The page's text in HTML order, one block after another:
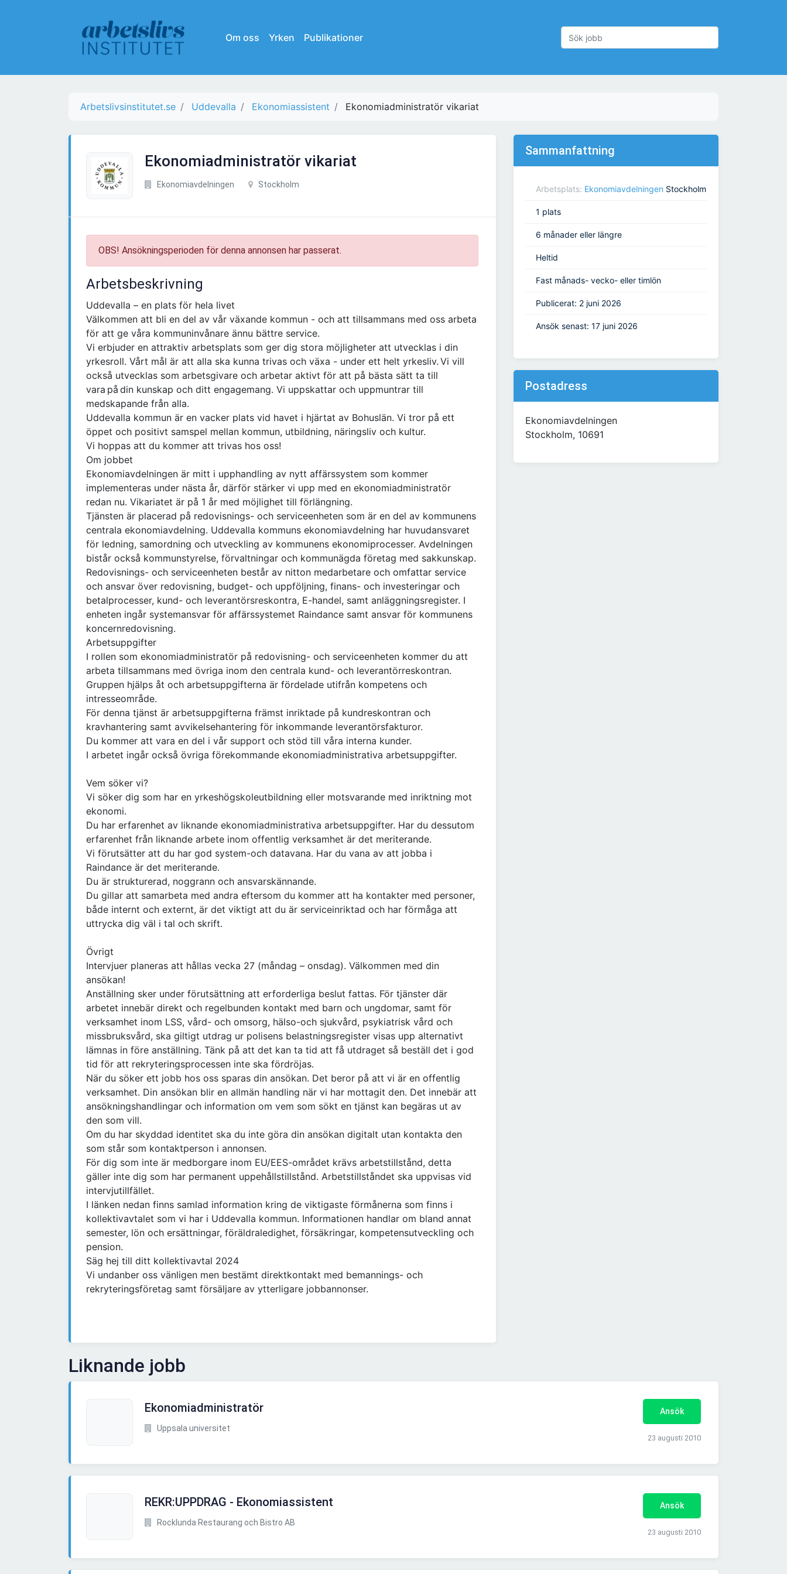
Om oss Yrken Publikationer
Arbetslivsinstitutet.se Uddevalla Ekonomiassistent Ekonomiadministratör vikariat
Ekonomiadministratör vikariat
Ekonomiavdelningen Stockholm
OBS! Ansökningsperioden för denna annonsen har passerat.
Arbetsbeskrivning
Uddevalla – en plats för hela livet
Välkommen att bli en del av vår växande kommun - och att tillsammans med oss arbeta
för att ge våra kommuninvånare ännu bättre service.
Vi erbjuder en attraktiv arbetsplats som ger dig stora möjligheter att utvecklas i din
yrkesroll. Vårt mål är att alla ska kunna trivas och växa - under ett helt yrkesliv. Vi vill
också utvecklas som arbetsgivare och arbetar aktivt för att på bästa sätt ta till
vara på din kunskap och ditt engagemang. Vi uppskattar och uppmuntrar till
medskapande från alla.
Uddevalla kommun är en vacker plats vid havet i hjärtat av Bohuslän. Vi tror på ett
öppet och positivt samspel mellan kommun, utbildning, näringsliv och kultur.
Vi hoppas att du kommer att trivas hos oss!
Om jobbet
Ekonomiavdelningen är mitt i upphandling av nytt affärssystem som kommer
implementeras under nästa år, därför stärker vi upp med en ekonomiadministratör
redan nu. Vikariatet är på 1 år med möjlighet till förlängning.
Tjänsten är placerad på redovisnings- och serviceenheten som är en del av kommunens
centrala ekonomiavdelning. Uddevalla kommuns ekonomiavdelning har huvudansvaret
för ledning, samordning och utveckling av kommunens ekonomiprocesser. Avdelningen
bistår också kommunstyrelse, förvaltningar och kommunägda företag med sakkunskap.
Redovisnings- och serviceenheten består av nitton medarbetare och omfattar service
och ansvar över redovisning, budget- och uppföljning, finans- och investeringar och
betalprocesser, kund- och leverantörsreskontra, E-handel, samt anläggningsregister. I
enheten ingår systemansvar för affärssystemet Raindance samt ansvar för kommunens
koncernredovisning.
Arbetsuppgifter
I rollen som ekonomiadministratör på redovisning- och serviceenheten kommer du att
arbeta tillsammans med övriga inom den centrala kund- och leverantörreskontran.
Gruppen hjälps åt och arbetsuppgifterna är fördelade utifrån kompetens och
intresseområde.
För denna tjänst är arbetsuppgifterna främst inriktade på kundreskontran och
kravhantering samt avvikelsehantering för inkommande leverantörsfakturor.
Du kommer att vara en del i vår support och stöd till våra interna kunder.
I arbetet ingår också övriga förekommande ekonomiadministrativa arbetsuppgifter.
Vem söker vi?
Vi söker dig som har en yrkeshögskoleutbildning eller motsvarande med inriktning mot
ekonomi.
Du har erfarenhet av liknande ekonomiadministrativa arbetsuppgifter. Har du dessutom
erfarenhet från liknande arbete inom offentlig verksamhet är det meriterande.
Vi förutsätter att du har god system-och datavana. Har du vana av att jobba i
Raindance är det meriterande.
Du är strukturerad, noggrann och ansvarskännande.
Du gillar att samarbeta med andra eftersom du kommer att ha kontakter med personer,
både internt och externt, är det viktigt att du är serviceinriktad och har förmåga att
uttrycka dig väl i tal och skrift.
Övrigt
Intervjuer planeras att hållas vecka 27 (måndag – onsdag). Välkommen med din
ansökan!
Anställning sker under förutsättning att erforderliga beslut fattas. För tjänster där
arbetet innebär direkt och regelbunden kontakt med barn och ungdomar, samt för
verksamhet inom LSS, vård- och omsorg, hälso-och sjukvård, psykiatrisk vård och
missbruksvård, ska giltigt utdrag ur polisens belastningsregister visas upp alternativt
lämnas in före anställning. Tänk på att det kan ta tid att få utdraget så beställ det i god
tid för att rekryteringsprocessen inte ska fördröjas.
När du söker ett jobb hos oss sparas din ansökan. Det beror på att vi är en offentlig
verksamhet. Din ansökan blir en allmän handling när vi har mottagit den. Det innebär att
ansökningshandlingar och information om vem som sökt en tjänst kan begäras ut av
den som vill.
Om du har skyddad identitet ska du inte göra din ansökan digitalt utan kontakta den
som står som kontaktperson i annonsen.
För dig som inte är medborgare inom EU/EES-området krävs arbetstillstånd, detta
gäller inte dig som har permanent uppehållstillstånd. Arbetstillståndet ska uppvisas vid
intervjutillfället.
I länken nedan finns samlad information kring de viktigaste förmånerna som finns i
kollektivavtalet som vi har i Uddevalla kommun. Informationen handlar om bland annat
semester, lön och ersättningar, föräldraledighet, försäkringar, kompetensutveckling och
pension.
Säg hej till ditt kollektivavtal 2024
Vi undanber oss vänligen men bestämt direktkontakt med bemannings- och
rekryteringsföretag samt försäljare av ytterligare jobbannonser.
Sammanfattning
Arbetsplats: Ekonomiavdelningen Stockholm
1 plats
6 månader eller längre
Heltid
Fast månads- vecko- eller timlön
Publicerat: 2 juni 2026
Ansök senast: 17 juni 2026
Postadress
Ekonomiavdelningen
Stockholm, 10691
Liknande jobb
Ekonomiadministratör
Uppsala universitet
Ansök
23 augusti 2010
REKR:UPPDRAG - Ekonomiassistent
Rocklunda Restaurang och Bistro AB
Ansök
23 augusti 2010